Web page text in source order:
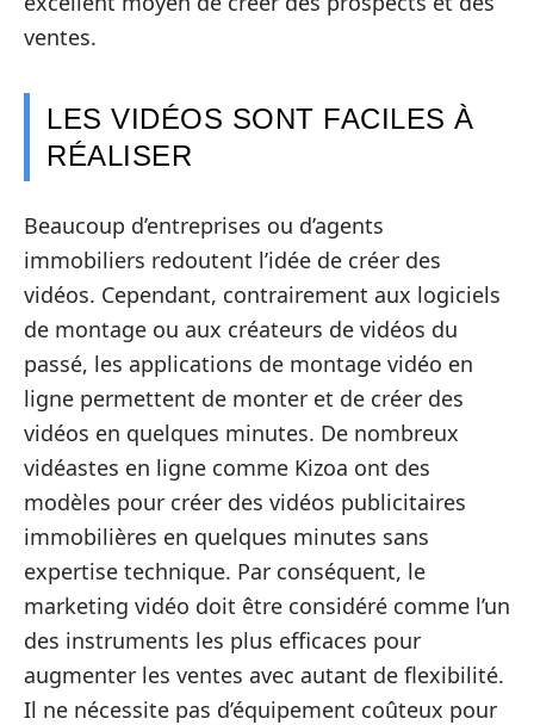
ventes.
LES VIDÉOS SONT FACILES À
RÉALISER
Beaucoup d’entreprises ou d’agents
immobiliers redoutent l’idée de créer des
vidéos. Cependant, contrairement aux logiciels
de montage ou aux créateurs de vidéos du
passé, les applications de montage vidéo en
ligne permettent de monter et de créer des
vidéos en quelques minutes. De nombreux
vidéastes en ligne comme Kizoa ont des
modèles pour créer des vidéos publicitaires
immobilières en quelques minutes sans
expertise technique. Par conséquent, le
marketing vidéo doit être considéré comme l’un
des instruments les plus efficaces pour
augmenter les ventes avec autant de flexibilité.
Il ne nécessite pas d’équipement coûteux pour